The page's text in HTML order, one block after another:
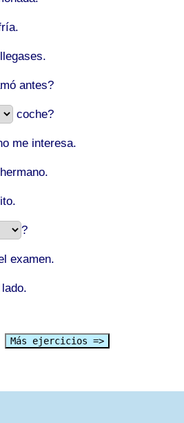
llegases.
antes?
coche?
me interesa.
hermano.
?
examen.
lado.
Más ejercicios =>